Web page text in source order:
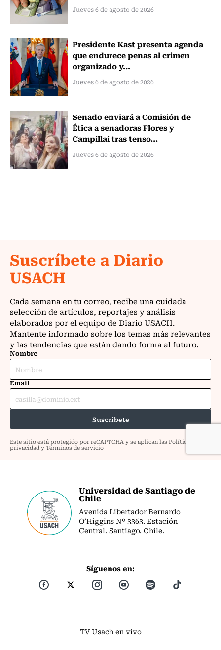
Jueves 6 de agosto de 2026
Presidente Kast presenta agenda
que endurece penas al crimen
organizado y...
Jueves 6 de agosto de 2026
Senado enviará a Comisión de
Ética a senadoras Flores y
Campillai tras tenso...
Jueves 6 de agosto de 2026
Universidad de Santiago de
Chile
Avenida Libertador Bernardo
O’Higgins Nº 3363. Estación
Central. Santiago. Chile.
Síguenos en:
TV Usach en vivo